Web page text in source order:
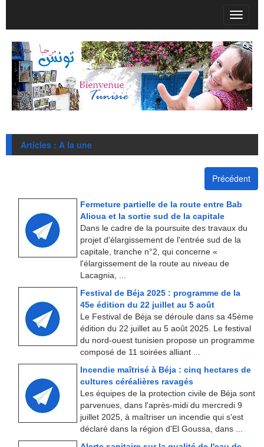
T
o
g
g
l
e
n
a
v
g
t
i
o
n
Articles : A la une
Précédent
Fermeture partielle de la route entre Bab
Alioua et la sortie sud de la capitale
Dans le cadre de la poursuite des travaux du
projet d'élargissement de l'entrée sud de la
capitale, tranche n°2, qui concerne «
l'élargissement de la route au niveau de
Lacagnia, ...
Festival de Béja 2025 : programme de la
45e édition du 22 juillet au 5 août
Le Festival de Béja se déroule dans sa 45ème
édition du 22 juillet au 5 août 2025. Le festival
du nord-ouest tunisien propose un programme
composé de 11 soirées alliant ...
Incendie maîtrisé à Béja : cinq hectares de
cultures céréalières ravagés
Les équipes de la protection civile de Béja sont
parvenues, dans l'après-midi du mercredi 9
juillet 2025, à maîtriser un incendie qui s'est
déclaré dans la région d'El Goussa, dans ...